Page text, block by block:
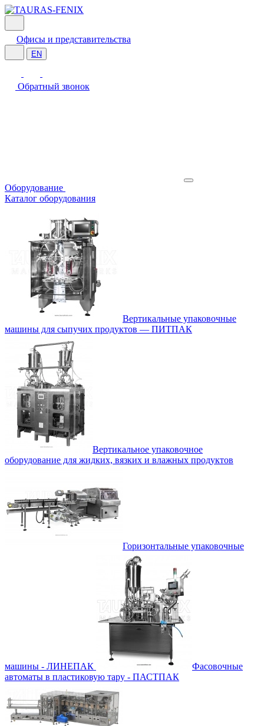
Офисы и представительства
EN
Обратный звонок
Оборудование
Каталог оборудования
Вертикальные упаковочные
машины для сыпучих продуктов — ПИТПАК
Вертикальное упаковочное
оборудование для жидких, вязких и влажных продуктов
Горизонтальные упаковочные
машины - ЛИНЕПАК
Фасовочные
автоматы в пластиковую тару - ПАСТПАК